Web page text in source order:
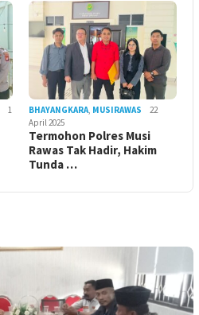
1
BHAYANGKARA MUSIRAWAS
22
April 2025
Termohon Polres Musi
Rawas Tak Hadir, Hakim
Tunda …